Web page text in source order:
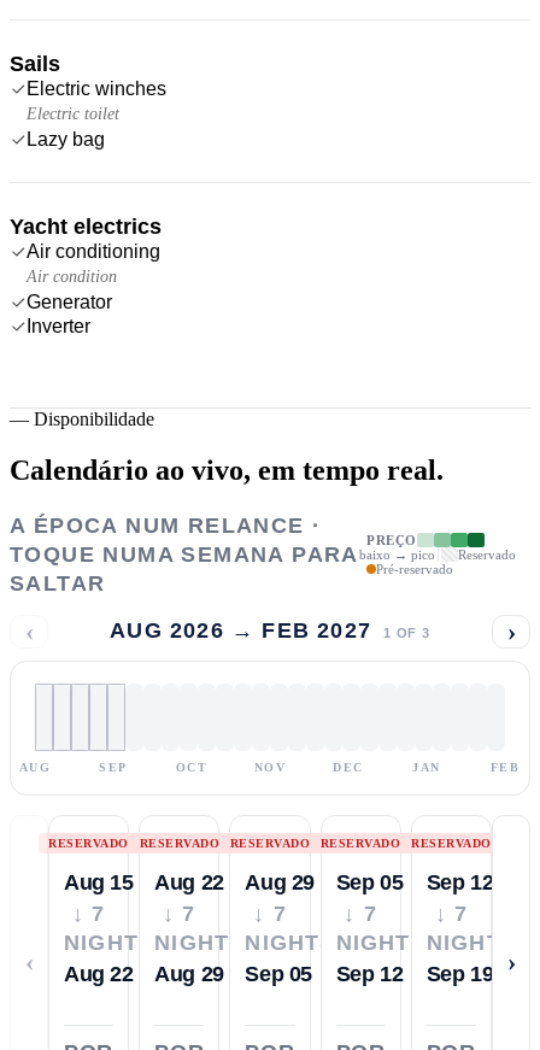
Sails
Electric winches
Electric toilet
Lazy bag
Yacht electrics
Air conditioning
Air condition
Generator
Inverter
— Disponibilidade
Calendário ao vivo, em tempo real.
A ÉPOCA NUM RELANCE ·
TOQUE NUMA SEMANA PARA
SALTAR
PREÇO
baixo → pico
Reservado
Pré-reservado
‹ AUG 2026 → FEB 2027 1 OF 3 ›
AUG SEP OCT NOV DEC JAN FEB
‹
RESERVADO
Aug 15
↓ 7
NIGHTS
Aug 22
RESERVADO
Aug 22
↓ 7
NIGHTS
Aug 29
RESERVADO
Aug 29
↓ 7
NIGHTS
Sep 05
RESERVADO
Sep 05
↓ 7
NIGHTS
Sep 12
RESERVADO
Sep 12
↓ 7
NIGHTS
Sep 19
›